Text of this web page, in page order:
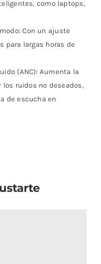
como laptops,
Con un ajuste
para largas horas de
(ANC): Aumenta la
ruidos no deseados,
de escucha en